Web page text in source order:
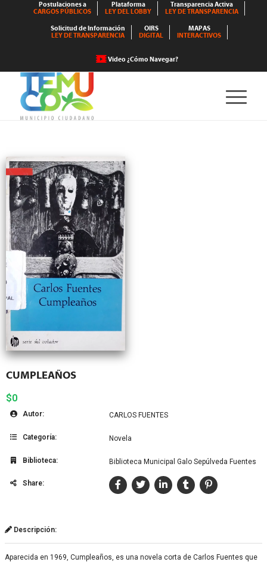
Postulaciones a
CARGOS PÚBLICOS
Plataforma
LEY DEL LOBBY
Transparencia Activa
LEY DE TRANSPARENCIA
Solicitud de Información
LEY DE TRANSPARENCIA
OIRS
DIGITAL
MAPAS
INTERACTIVOS
Video ¿Cómo Navegar?
CUMPLEAÑOS
$0
Autor: CARLOS FUENTES
Categoría: Novela
Biblioteca: Biblioteca Municipal Galo Sepúlveda Fuentes
Share:
Descripción:
Aparecida en 1969, Cumpleaños, es una novela corta de Carlos Fuentes que